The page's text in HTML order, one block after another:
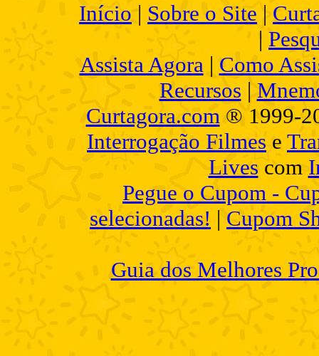
Início | Sobre o Site |
|
Assista Agora| Como
Recursos |
Curtagora.com® 1999-
Interrogação Filmes e
Lives com
Pegue o Cupom -
selecionadas! | Cupom
Guia dos Melhores